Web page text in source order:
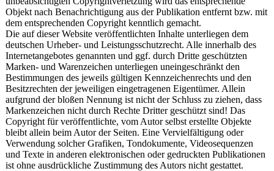
Objekt nach Benachrichtigung aus der Publikation entfernt bzw. mit
dem entsprechenden Copyright kenntlich gemacht.
Die auf dieser Website veröffentlichten Inhalte unterliegen dem
deutschen Urheber- und Leistungsschutzrecht. Alle innerhalb des
Internetangebotes genannten und ggf. durch Dritte geschützten
Marken- und Warenzeichen unterliegen uneingeschränkt den
Bestimmungen des jeweils gültigen Kennzeichenrechts und den
Besitzrechten der jeweiligen eingetragenen Eigentümer. Allein
aufgrund der bloßen Nennung ist nicht der Schluss zu ziehen, dass
Markenzeichen nicht durch Rechte Dritter geschützt sind! Das
Copyright für veröffentlichte, vom Autor selbst erstellte Objekte
bleibt allein beim Autor der Seiten. Eine Vervielfältigung oder
Verwendung solcher Grafiken, Tondokumente, Videosequenzen
und Texte in anderen elektronischen oder gedruckten Publikationen
ist ohne ausdrückliche Zustimmung des Autors nicht gestattet.